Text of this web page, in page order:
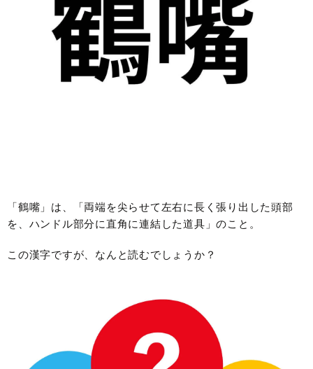
「鶴嘴」は、「両端を尖らせて左右に長く張り出した頭部
を、ハンドル部分に直角に連結した道具」のこと。
この漢字ですが、なんと読むでしょうか？